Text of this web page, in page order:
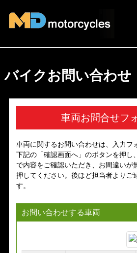
バイクお問い合わせ
車両お問合せフ
車両に関するお問い合わせは、入力フ
下記の「確認画面へ」のボタンを押し
で内容をご確認いただき、お間違いが
押してください。後ほど担当者よりご
す。
お問い合わせする車両